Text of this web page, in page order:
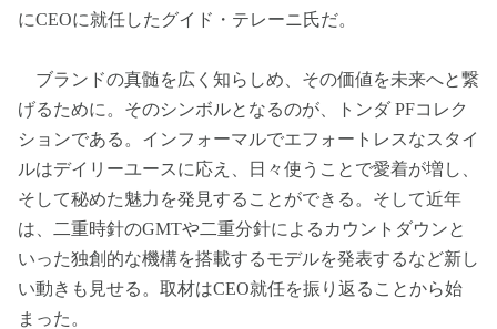
にCEOに就任したグイド・テレーニ氏だ。
ブランドの真髄を広く知らしめ、その価値を未来へと繋
げるために。そのシンボルとなるのが、トンダ PFコレク
ションである。インフォーマルでエフォートレスなスタイ
ルはデイリーユースに応え、日々使うことで愛着が増し、
そして秘めた魅力を発見することができる。そして近年
は、二重時針のGMTや二重分針によるカウントダウンと
いった独創的な機構を搭載するモデルを発表するなど新し
い動きも見せる。取材はCEO就任を振り返ることから始
まった。